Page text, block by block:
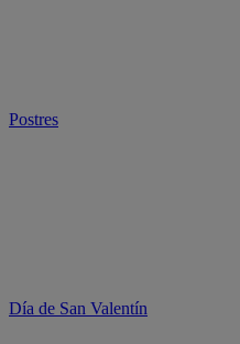
Postres
Día de San Valentín